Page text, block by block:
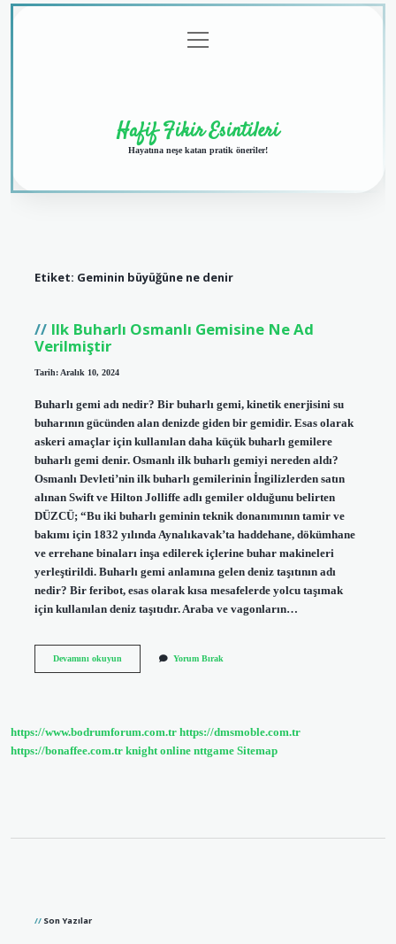
menüyü
aç
Hafif Fikir Esintileri
Hayatına neşe katan pratik öneriler!
Etiket: Geminin büyüğüne ne denir
Ilk Buharlı Osmanlı Gemisine Ne Ad
Verilmiştir
Tarih: Aralık 10, 2024
Buharlı gemi adı nedir? Bir buharlı gemi, kinetik enerjisini su
buharının gücünden alan denizde giden bir gemidir. Esas olarak
askeri amaçlar için kullanılan daha küçük buharlı gemilere
buharlı gemi denir. Osmanlı ilk buharlı gemiyi nereden aldı?
Osmanlı Devleti’nin ilk buharlı gemilerinin İngilizlerden satın
alınan Swift ve Hilton Jolliffe adlı gemiler olduğunu belirten
DÜZCÜ; “Bu iki buharlı geminin teknik donanımının tamir ve
bakımı için 1832 yılında Aynalıkavak’ta haddehane, dökümhane
ve errehane binaları inşa edilerek içlerine buhar makineleri
yerleştirildi. Buharlı gemi anlamına gelen deniz taşıtının adı
nedir? Bir feribot, esas olarak kısa mesafelerde yolcu taşımak
için kullanılan deniz taşıtıdır. Araba ve vagonların…
Devamını okuyunIlk
Verilmiştir
Yorum Bırak
https://www.bodrumforum.com.tr https://dmsmoble.com.tr
https://bonaffee.com.tr knight online nttgame Sitemap
Son Yazılar